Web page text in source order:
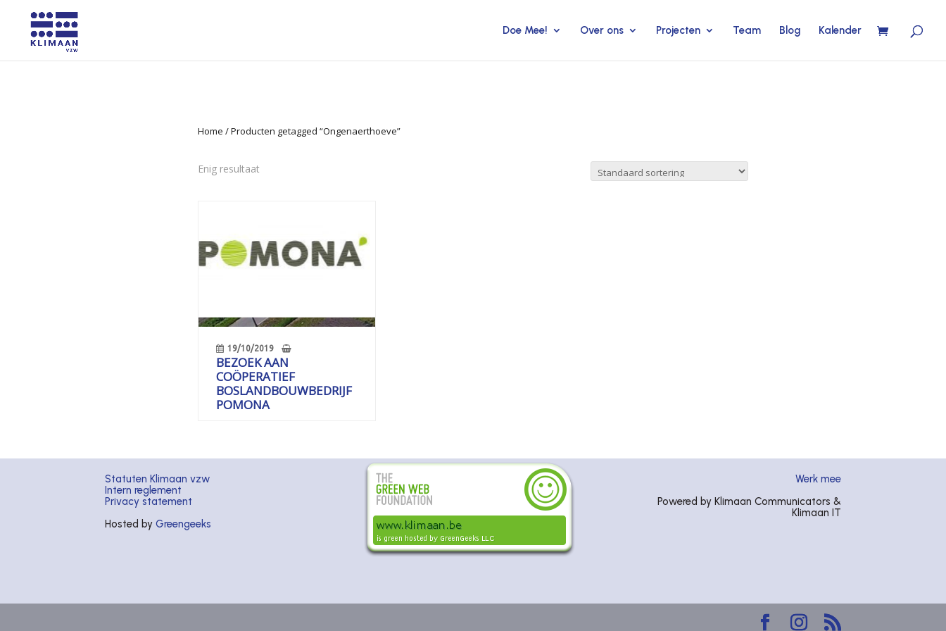
Doe Mee! Over ons Projecten Team Blog Kalender
Home / Producten getagged “Ongenaerthoeve”
Enig resultaat
19/10/2019
BEZOEK AAN
COÖPERATIEF
BOSLANDBOUWBEDRIJF
POMONA
Statuten Klimaan vzw
Intern reglement
Privacy statement
Hosted byGreengeeks
Werk mee
Powered by Klimaan Communicators &
Klimaan IT